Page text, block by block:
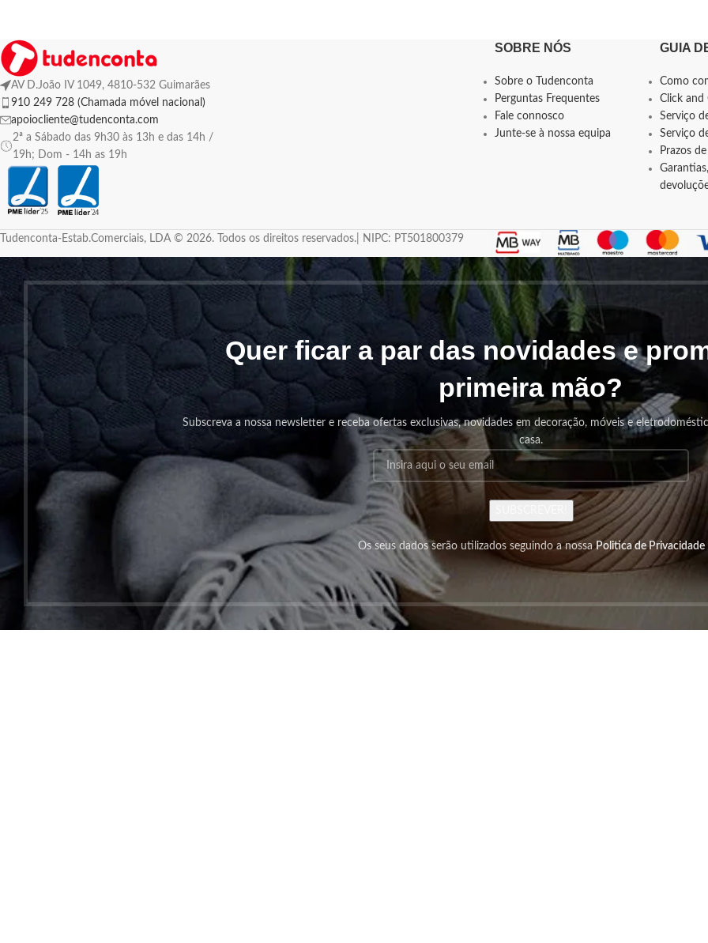
AV D.João IV 1049, 4810-532 Guimarães
910 249 728 (Chamada móvel nacional)
apoiocliente@tudenconta.com
2ª a Sábado das 9h30 às 13h e das 14h /
19h; Dom - 14h as 19h
SOBRE NÓS
Sobre o Tudenconta
Perguntas Frequentes
Fale connosco
Junte-se à nossa equipa
GUIA
Como
Click and
Serviço
Serviço
Prazos
Tudenconta-Estab.Comerciais, LDA © 2026. Todos os direitos reservados.| NIPC: PT501800379
Quer ficar a par das novidades e
primeira mão?
Subscreva a nossa newsletter e receba ofertas exclusivas, novidades em decoração, móveis e
casa.
Os seus dados serão utilizados seguindo a nossaPolitica de Privacidade